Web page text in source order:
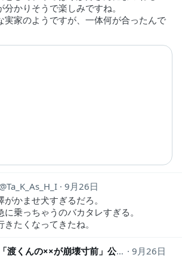
分かりそうで楽しみですね。
実家のようですが、一体何が合ったんで
Ta_K_As_H_I 9月26日
がかませ犬すぎるだろ。
に乗っちゃうのバカタレすぎる。
たくなってきたね。
TVアニメ「渡くんの××が崩壊寸前」公式
9月26日